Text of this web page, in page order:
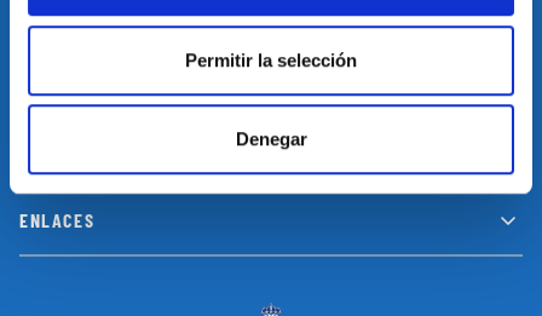
Permitir la selección
Denegar
ENLACES